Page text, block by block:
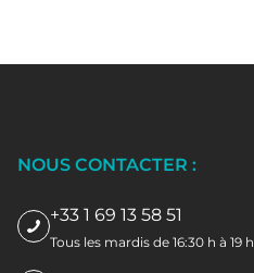
NOUS CONTACTER :
+33 1 69 13 58 51
Tous les mardis de 16:30 h à 19 h